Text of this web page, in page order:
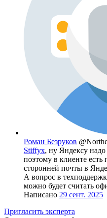
Роман Безруков
Stiffyx, ну Яндексу
поэтому в клиенте
сторонней почты в
А вопрос в
можно будет считать
Написано 29 сент. 2025
Пригласить эксперта